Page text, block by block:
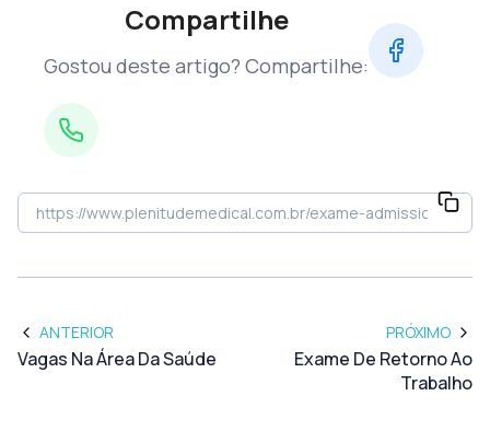
Compartilhe
Gostou deste artigo? Compartilhe:
ANTERIOR
Vagas Na Área Da Saúde
PRÓXIMO
Exame De Retorno Ao
Trabalho